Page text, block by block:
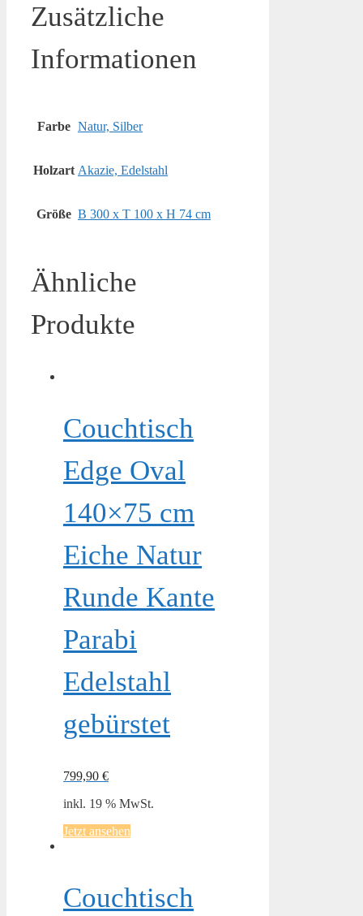
Zusätzliche
Informationen
Farbe Natur, Silber
Holzart Akazie, Edelstahl
Größe B 300 x T 100 x H 74 cm
Ähnliche
Produkte
Couchtisch
Edge Oval
140×75 cm
Eiche Natur
Runde Kante
Parabi
Edelstahl
gebürstet
799,90 €
inkl. 19 % MwSt.
Jetzt ansehen
Couchtisch